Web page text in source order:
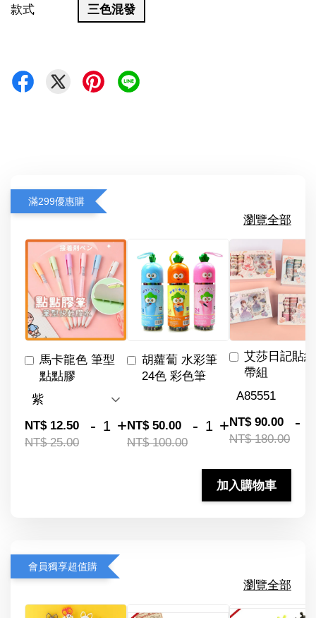
款式 三色混發
滿299優惠購
瀏覽全部
馬卡龍色 筆型
點點膠
NT$ 12.50
NT$ 25.00
- +
胡蘿蔔 水彩筆
24色 彩色筆
NT$ 50.00
NT$ 100.00
- +
艾莎日記貼
帶組
NT$ 90.00
NT$ 180.00
-
加入購物車
會員獨享超值購
瀏覽全部